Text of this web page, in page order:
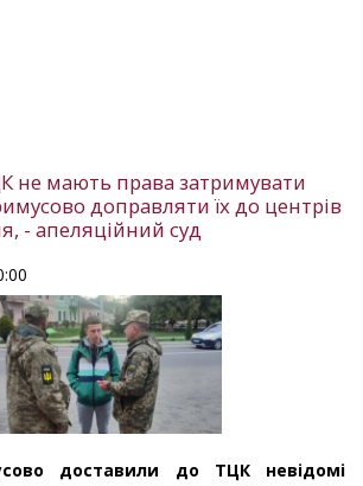
не мають права затримувати
доправляти їх до центрів
- апеляційний суд
доставили до ТЦК невідомі